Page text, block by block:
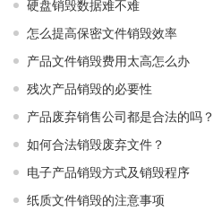
硬盘销毁数据难不难
怎么提高保密文件销毁效率
产品文件销毁费用太高怎么办
残次产品销毁的必要性
产品废弃销售公司都是合法的吗？
如何合法销毁废弃文件？
电子产品销毁方式及销毁程序
纸质文件销毁的注意事项